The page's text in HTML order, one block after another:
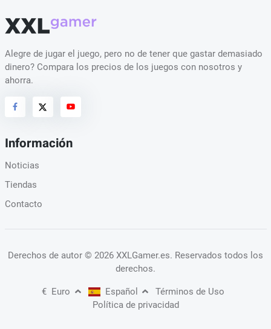
Alegre de jugar el juego, pero no de tener que gastar demasiado
dinero? Compara los precios de los juegos con nosotros y
ahorra.
Información
Noticias
Tiendas
Contacto
Derechos de autor © 2026 XXLGamer.es. Reservados todos los
derechos.
€ Euro Español
Términos de Uso
Política de privacidad